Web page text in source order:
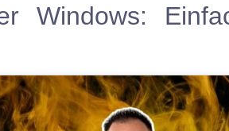
Windows: